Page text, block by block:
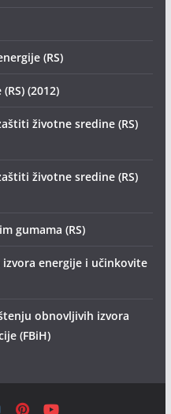
(RS)
(2012)
životne sredine (RS)
životne sredine (RS)
gumama (RS)
energije i učinkovite
obnovljivih izvora
(FBiH)